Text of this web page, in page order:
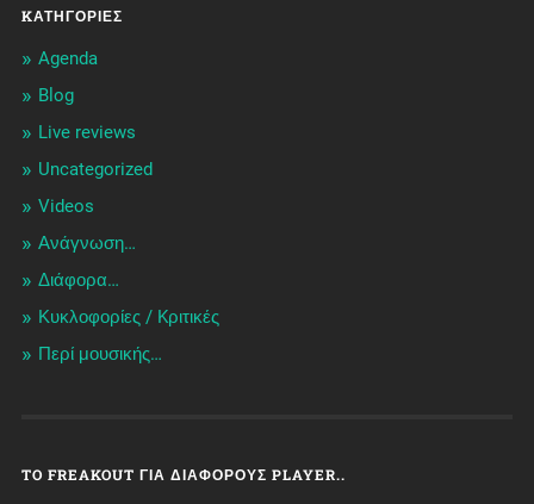
KΑΤΗΓΟΡΊΕΣ
Agenda
Blog
Live reviews
Uncategorized
Videos
Ανάγνωση…
Διάφορα…
Κυκλοφορίες / Kριτικές
Περί μουσικής…
TO FREAKOUT ΓΙΑ ΔΙΆΦΟΡΟΥΣ PLAYER..